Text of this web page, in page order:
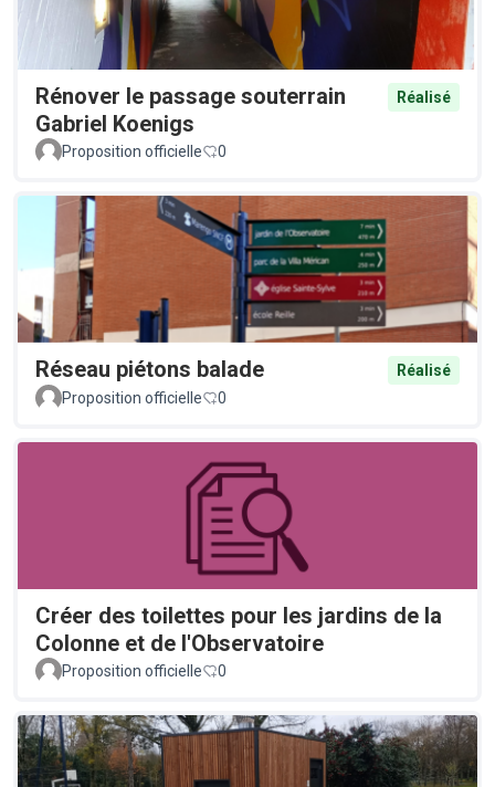
Rénover le passage souterrain
Gabriel Koenigs
Réalisé
Proposition officielle 0
Réseau piétons balade
Réalisé
Proposition officielle
0
Créer des toilettes pour les jardins de la
Colonne et de l'Observatoire
Proposition officielle 0